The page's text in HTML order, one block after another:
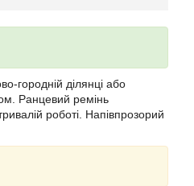
городній ділянці або
Ранцевий ремінь
роботі. Напівпрозорий